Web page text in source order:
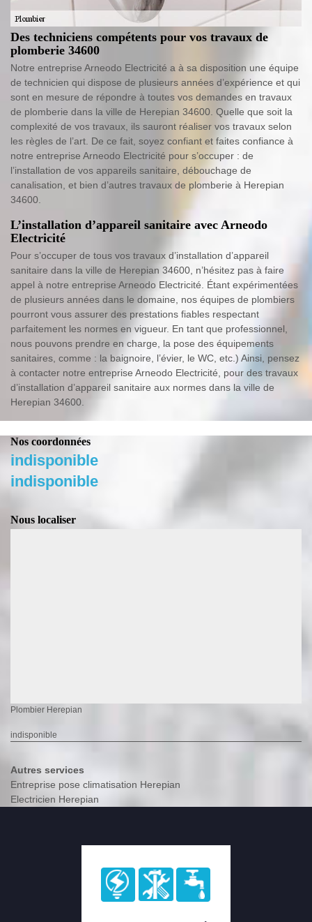
Des techniciens compétents pour vos travaux de
plomberie 34600
Notre entreprise Arneodo Electricité a à sa disposition une équipe
de technicien qui dispose de plusieurs années d’expérience et qui
sont en mesure de répondre à toutes vos demandes en travaux
de plomberie dans la ville de Herepian 34600. Quelle que soit la
complexité de vos travaux, ils sauront réaliser vos travaux selon
les règles de l’art. De ce fait, soyez confiant et faites confiance à
notre entreprise Arneodo Electricité pour s’occuper : de
l’installation de vos appareils sanitaire, débouchage de
canalisation, et bien d’autres travaux de plomberie à Herepian
34600.
L’installation d’appareil sanitaire avec Arneodo
Electricité
Pour s’occuper de tous vos travaux d’installation d’appareil
sanitaire dans la ville de Herepian 34600, n’hésitez pas à faire
appel à notre entreprise Arneodo Electricité. Étant expérimentées
de plusieurs années dans le domaine, nos équipes de plombiers
pourront vous assurer des prestations fiables respectant
parfaitement les normes en vigueur. En tant que professionnel,
nous pouvons prendre en charge, la pose des équipements
sanitaires, comme : la baignoire, l’évier, le WC, etc.) Ainsi, pensez
à contacter notre entreprise Arneodo Electricité, pour des travaux
d’installation d’appareil sanitaire aux normes dans la ville de
Herepian 34600.
Nos coordonnées
indisponible
indisponible
Nous localiser
Plombier Herepian
indisponible
Autres services
Entreprise pose climatisation Herepian
Electricien Herepian